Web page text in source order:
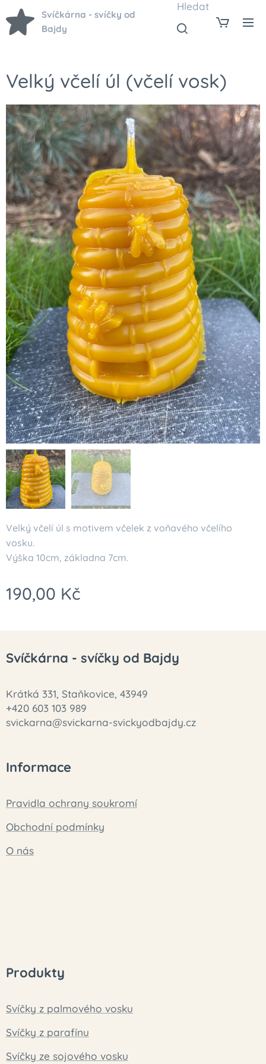
Svíčkárna - svíčky od
Bajdy
Hledat
Velký včelí úl (včelí vosk)
Velký včelí úl s motivem včelek z voňavého včelího
vosku.
Výška 10cm, základna 7cm.
190,00 Kč
Svíčkárna - svíčky od Bajdy
Krátká 331, Staňkovice, 43949
+420 603 103 989
svickarna@svickarna-svickyodbajdy.cz
Informace
Pravidla ochrany soukromí
Obchodní podmínky
O nás
Produkty
Svíčky z palmového vosku
Svíčky z parafínu
Svíčky ze sojového vosku